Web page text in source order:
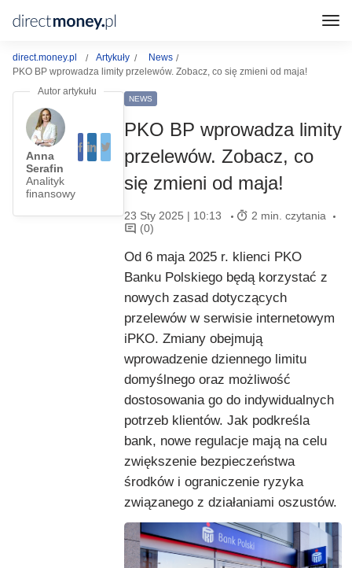
direct.money.pl Artykuły
News
PKO BP wprowadza limity przelewów. Zobacz, co się zmieni od maja!
Anna
Serafin
Analityk
finansowy
NEWS
PKO BP wprowadza limity
przelewów. Zobacz, co
się zmieni od maja!
23 Sty 2025 | 10:13
2 min. czytania
(0)
Od 6 maja 2025 r. klienci PKO
Banku Polskiego będą korzystać z
nowych zasad dotyczących
przelewów w serwisie internetowym
iPKO. Zmiany obejmują
wprowadzenie dziennego limitu
domyślnego oraz możliwość
dostosowania go do indywidualnych
potrzeb klientów. Jak podkreśla
bank, nowe regulacje mają na celu
zwiększenie bezpieczeństwa
środków i ograniczenie ryzyka
związanego z działaniami oszustów.